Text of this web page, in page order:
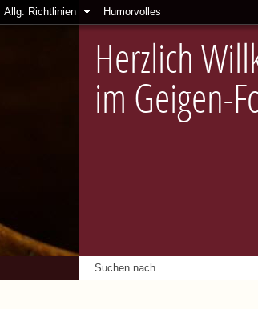
Allg. Richtlinien Humorvolles
Herzlich
im Geigen-